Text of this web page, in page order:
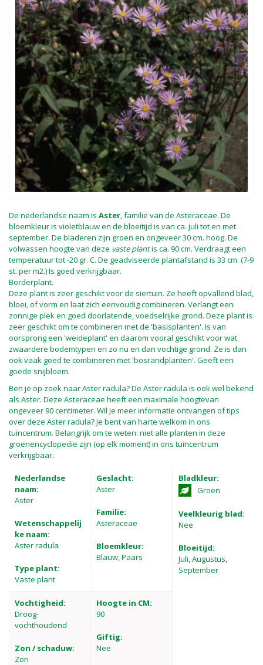
De nederlandse naam is Aster, familie van de Asteraceae. De
bloemkleur is violetblauw en de bloeitijd is van ca. juli tot en met
september. De bladeren zijn groen en ongeveer 30 cm. hoog. De
volwassen hoogte van deze vaste plantis ca. 90 cm. Verdraagt een
temperatuur tot -20 gr. C. De geadviseerde plantafstand is 33 cm. (7-9
st. per m2.) Is goed verkrijgbaar.
Borderplant.
Deze plant is zeer geschikt voor de siertuin. Ze heeft opvallend blad,
bloei, of vorm en laat zich eenvoudig combineren. Verlangt een
zonnige plek en goed doorlatende, voedselrijke grond. Deze plant is
zeer geschikt om te combineren met de 'basisplanten'. Is van
oorsprong een 'weideplant' en daarom vooral geschikt voor wat
zwaardere bodemtypen en zo nu en dan vochtige grond. Ze is dan
ook vaak goed te combineren met 'bosrandplanten'. Geeft een
goede snijbloem.
Ben je op zoek naar Aster radula? De Aster radula is ook wel bekend
als Aster. Deze Asteraceae heeft een maximale hoogtevan
ongeveer 90 centimeter. Wil je meer informatie ontvangen of tips
over deze Aster radula? Je bent van harte welkom in ons
tuincentrum. Belangrijk om te weten: niet alle planten in deze
groenencyclopedie zijn (op elk moment) in ons tuincentrum
verkrijgbaar.
Nederlandse
naam:
Aster
Wetenschappelij
ke naam:
Aster radula
Type plant:
Vaste plant
Geslacht:
Aster
Familie:
Asteraceae
Bloemkleur:
Blauw, Paars
Bladkleur:
Groen
Veelkleurig blad:
Nee
Bloeitijd:
Juli, Augustus,
September
Vochtigheid:
Droog-
vochthoudend
Zon / schaduw:
Zon
Hoogte in CM:
90
Giftig:
Nee